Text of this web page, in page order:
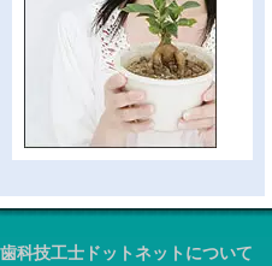
歯科技工士ドットネットについて